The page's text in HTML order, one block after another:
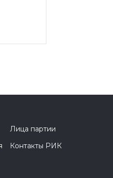
Лица партии
Контакты РИК